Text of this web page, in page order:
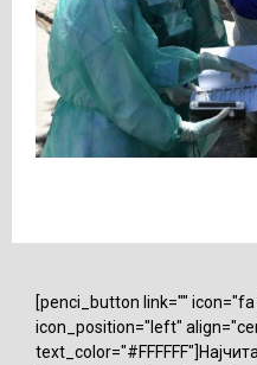
[penci_button link=""
icon_position="left"